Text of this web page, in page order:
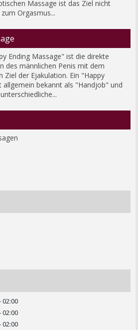
Massage ist das Ziel nicht
Orgasmus...
Ending Massage" ist die direkte
des männlichen Penis mit dem
Ziel der Ejakulation. Ein "Happy
allgemein bekannt als "Handjob" und
02:00
02:00
02:00